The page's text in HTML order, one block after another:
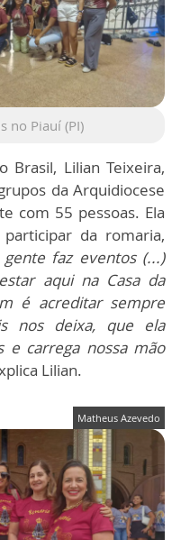
no Piauí (PI)
Brasil, Lilian Teixeira,
da Arquidiocese
com 55 pessoas. Ela
da romaria,
gente faz eventos (...)
aqui na Casa da
é acreditar sempre
nos deixa, que ela
e carrega nossa mão
Lilian.
Matheus Azevedo